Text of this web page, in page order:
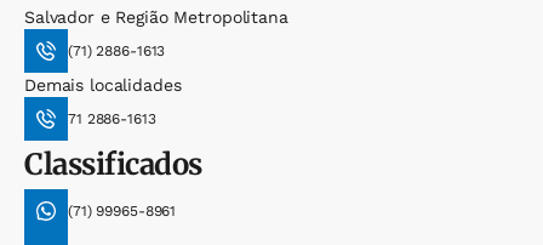
Salvador e Região Metropolitana
(71) 2886-1613
Demais localidades
71 2886-1613
Classificados
(71) 99965-8961